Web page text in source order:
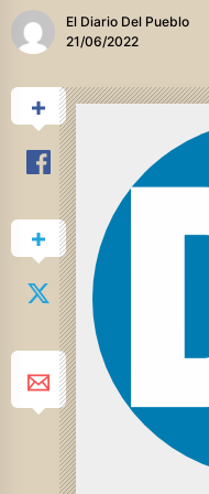
El Diario Del Pueblo
21/06/2022